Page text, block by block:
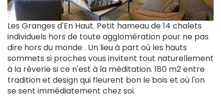
Les Granges d'En Haut. Petit hameau de 14 chalets
individuels hors de toute agglomération pour ne pas
dire hors du monde . Un lieu à part où les hauts
sommets si proches vous invitent tout naturellement
à la rêverie si ce n'est à la méditation. 180 m2 entre
tradition et design qui fleurent bon le bois et où l'on
se sent immédiatement chez soi.